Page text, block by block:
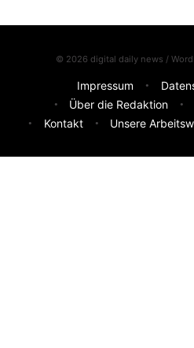
© 2026 digital daily news /
Impressum
Über die Redaktion
Kontakt
Unsere